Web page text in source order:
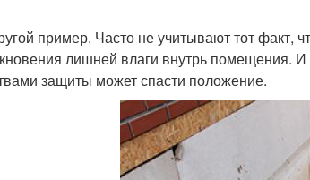
пример. Часто не учитывают тот факт,
лишней влаги внутрь помещения.
защиты может спасти положение.